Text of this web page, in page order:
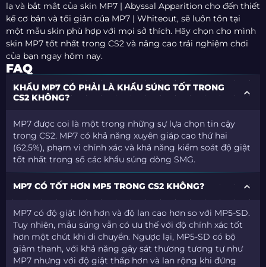
lạ và bắt mắt của skin MP7 | Abyssal Apparition cho đến thiết
kế cơ bản và tối giản của MP7 | Whiteout, sẽ luôn tồn tại
một mẫu skin phù hợp với mọi sở thích. Hãy chọn cho mình
skin MP7 tốt nhất trong CS2 và nâng cao trải nghiệm chơi
của bạn ngay hôm nay.
FAQ
KHẨU MP7 CÓ PHẢI LÀ KHẨU SÚNG TỐT TRONG
CS2 KHÔNG?
MP7 được coi là một trong những sự lựa chọn tin cậy
trong CS2. MP7 có khả năng xuyên giáp cao thứ hai
(62,5%), phạm vi chính xác và khả năng kiểm soát độ giật
tốt nhất trong số các khẩu súng dòng SMG.
MP7 CÓ TỐT HƠN MP5 TRONG CS2 KHÔNG?
MP7 có độ giật lớn hơn và độ lan cao hơn so với MP5-SD.
Tuy nhiên, mẫu súng vẫn có ưu thế với độ chính xác tốt
hơn một chút khi di chuyển. Ngược lại, MP5-SD có bộ
giảm thanh, với khả năng gây sát thương tương tự như
MP7 nhưng với độ giật thấp hơn và lan rộng khi đứng